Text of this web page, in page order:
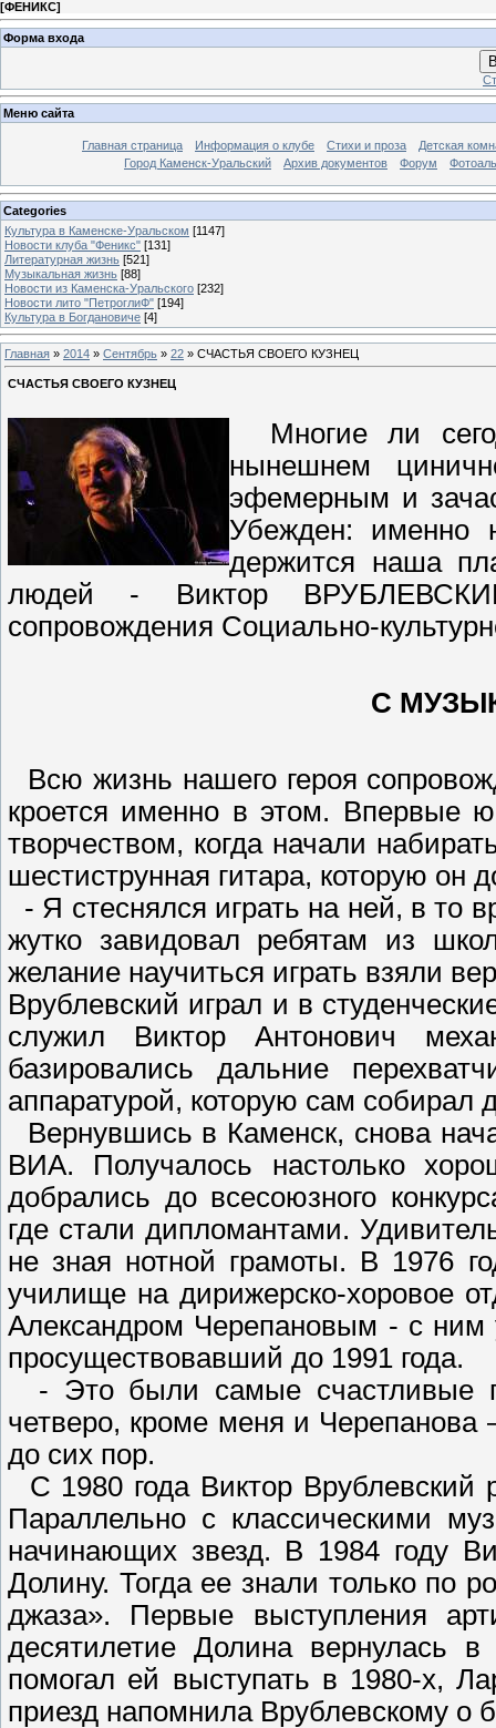
[ФЕНИКС]
Форма входа
Меню сайта
Главная страница Информация о клубе Стихи и проза
Детская
Город Каменск-Уральский
Архив документов Форум
Categories
Культура в Каменске-Уральском [1147]
Новости клуба "Феникс" [131]
Литературная жизнь [521]
Музыкальная жизнь [88]
Новости из Каменска-Уральского [232]
Новости лито "ПетроглиФ" [194]
Культура в Богдановиче [4]
Главная » 2014 » Сентябрь » 22 » СЧАСТЬЯ СВОЕГО КУЗНЕЦ
СЧАСТЬЯ СВОЕГО КУЗНЕЦ
Многие ли
нынешнем
эфемерным и
Убежден: именно
держится наша
людей - Виктор
сопровождения Социально-
С
Всю жизнь нашего героя
кроется именно в этом. Впервые
творчеством, когда начали
шестиструнная гитара, которую он
- Я стеснялся играть на ней, в то
жутко завидовал ребятам из
желание научиться играть взяли
Врублевский играл и в
служил Виктор Антонович
базировались дальние
аппаратурой, которую сам
Вернувшись в Каменск, снова
ВИА. Получалось настолько
добрались до всесоюзного
где стали дипломантами.
не зная нотной грамоты. В 1976
училище на дирижерско-хоровое
Александром Черепановым - с ним
просуществовавший до 1991 года.
- Это были самые счастливые
четверо, кроме меня и
до сих пор.
С 1980 года Виктор
Параллельно с классическими
начинающих звезд. В 1984 году
Долину. Тогда ее знали только по
джаза». Первые выступления
десятилетие Долина вернулась
помогал ей выступать в 1980-х,
приезд напомнила Врублевскому о